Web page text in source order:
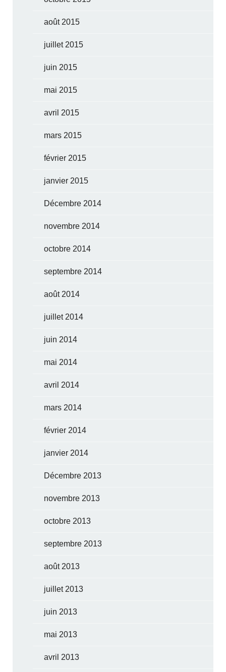
août 2015
juillet 2015
juin 2015
mai 2015
avril 2015
mars 2015
février 2015
janvier 2015
Décembre 2014
novembre 2014
octobre 2014
septembre 2014
août 2014
juillet 2014
juin 2014
mai 2014
avril 2014
mars 2014
février 2014
janvier 2014
Décembre 2013
novembre 2013
octobre 2013
septembre 2013
août 2013
juillet 2013
juin 2013
mai 2013
avril 2013